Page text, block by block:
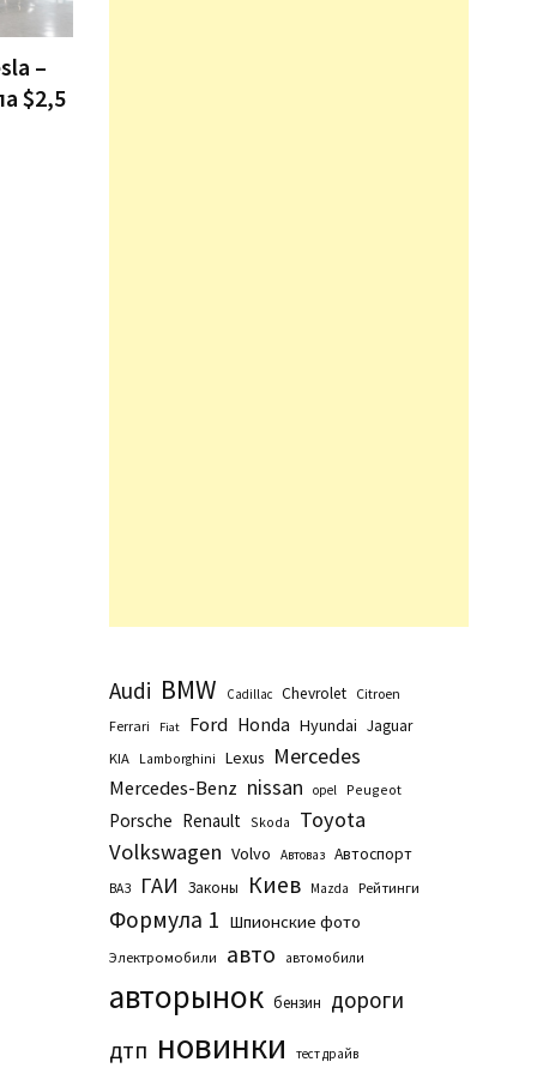
–
$2,5
Audi BMW Cadillac Chevrolet Citroen
Ferrari
Fiat Ford Honda Hyundai Jaguar
KIA Lamborghini Lexus Mercedes
Mercedes-Benz nissan opel Peugeot
Porsche Renault Skoda
Toyota
Volkswagen Volvo Автоваз Автоспорт
ВАЗ ГАИ Законы Киев Маzda Рейтинги
Формула 1 Шпионские фото
Электромобили авто автомобили
авторынок бензин дороги
дтп новинки тест драйв